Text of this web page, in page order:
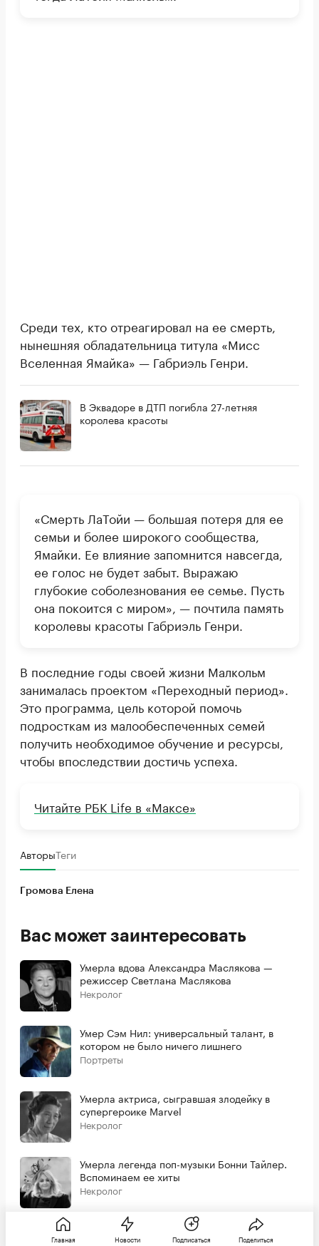
Среди тех, кто отреагировал на ее смерть,
нынешняя обладательница титула «Мисс
Вселенная Ямайка» — Габриэль Генри.
В Эквадоре в ДТП погибла 27-летняя
королева красоты
«Смерть ЛаТойи — большая потеря для ее
семьи и более широкого сообщества,
Ямайки. Ее влияние запомнится навсегда,
ее голос не будет забыт. Выражаю
глубокие соболезнования ее семье. Пусть
она покоится с миром», — почтила память
королевы красоты Габриэль Генри.
В последние годы своей жизни Малкольм
занималась проектом «Переходный период».
Это программа, цель которой помочь
подросткам из малообеспеченных семей
получить необходимое обучение и ресурсы,
чтобы впоследствии достичь успеха.
Читайте РБК Life в «Максе»
АвторыТеги
Громова Елена
Вас может заинтересовать
Умерла вдова Александра Маслякова —
режиссер Светлана Маслякова
Некролог
Умер Сэм Нил: универсальный талант, в
котором не было ничего лишнего
Портреты
Умерла актриса, сыгравшая злодейку в
супергероике Marvel
Некролог
Умерла легенда поп-музыки Бонни Тайлер.
Вспоминаем ее хиты
Некролог
Главная Новости Подписаться Поделиться